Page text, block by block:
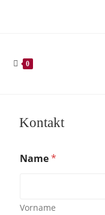
0
Kontakt
Name*
Vorname